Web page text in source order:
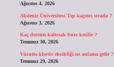
Ağustos 4, 2026
Akdeniz Üniversitesi Tıp kaçıncı sırada ?
Ağustos 3, 2026
Kaç dersten kalırsak burs kesilir ?
Temmuz 30, 2026
Vücutta klorür eksikliği ne anlama gelir ?
Temmuz 29, 2026